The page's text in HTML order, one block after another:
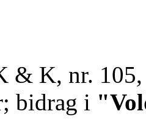
& K, nr.
bidrag i